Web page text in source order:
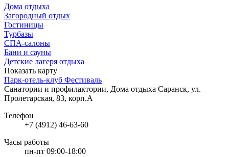
Дома отдыха
Загородный отдых
Гостиницы
Турбазы
СПА-салоны
Бани и сауны
Детские лагеря отдыха
Показать карту
Парк-отель-клуб Фестиваль
Санатории и профилактории, Дома отдыха Саранск, ул.
Пролетарская, 83, корп.А
Телефон
+7 (4912) 46-63-60
Часы работы
пн-пт 09:00-18:00